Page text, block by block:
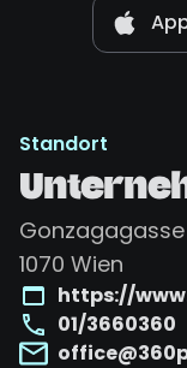
Standort
Gonzagagasse
1070 Wien
https://
01/3660360